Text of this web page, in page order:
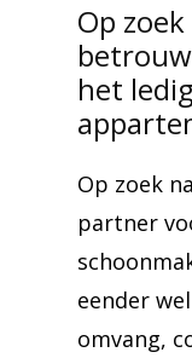
Op
het
Op zoek
partner
eender
omvang,